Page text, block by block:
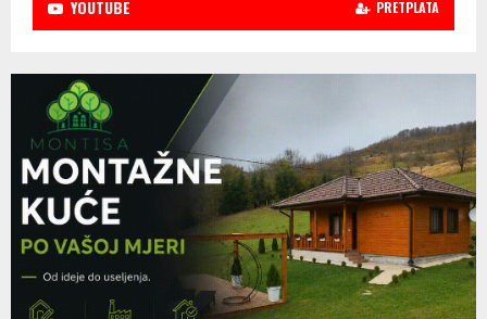
YOUTUBE PRETPLATA